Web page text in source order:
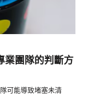
業團隊的判斷方
可能導致堵塞未清